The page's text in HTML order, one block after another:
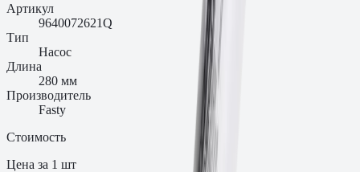
Артикул
9640072621Q
Тип
Насос
Длина
280 мм
Производитель
Fasty
Стоимость
Цена за 1 шт